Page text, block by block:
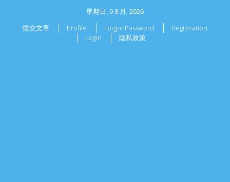
星期日, 9 8 月, 2026
提交文章
Profile Forgot Password
Registration
Login
隐私政策